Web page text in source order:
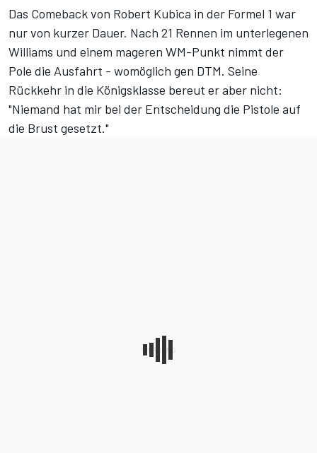
Das Comeback von Robert Kubica in der Formel 1 war
nur von kurzer Dauer. Nach 21 Rennen im unterlegenen
Williams und einem mageren WM-Punkt nimmt der
Pole die Ausfahrt - womöglich gen DTM. Seine
Rückkehr in die Königsklasse bereut er aber nicht:
"Niemand hat mir bei der Entscheidung die Pistole auf
die Brust gesetzt."